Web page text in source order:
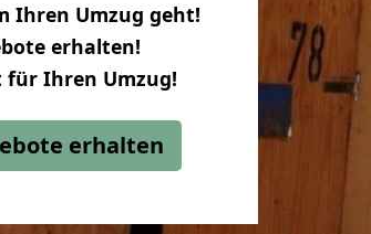
Ihren Umzug geht!
erhalten!
für Ihren Umzug!
erhalten